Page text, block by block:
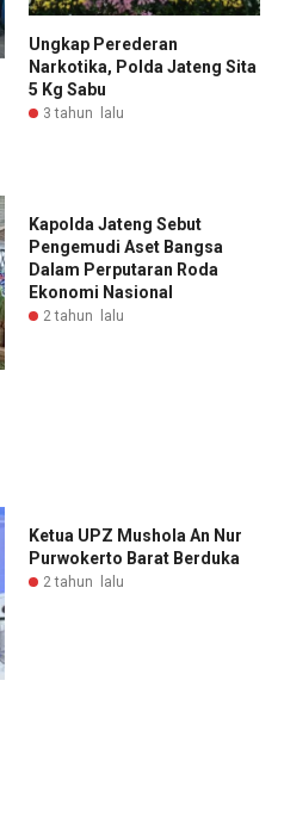
Ungkap Perederan
Narkotika, Polda Jateng Sita
5 Kg Sabu
3 tahun lalu
Kapolda Jateng Sebut
Pengemudi Aset Bangsa
Dalam Perputaran Roda
Ekonomi Nasional
2 tahun lalu
Ketua UPZ Mushola An Nur
Purwokerto Barat Berduka
2 tahun lalu